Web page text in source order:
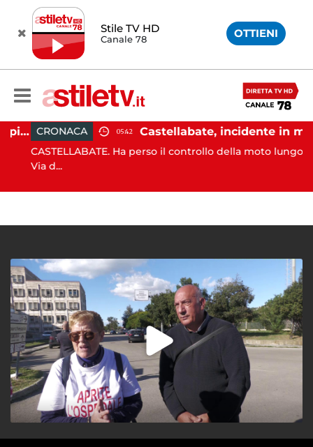
Stile TV HD
Canale 78 OTTIENI
Ischia, pusher sorpreso in spiaggia da carabinieri in Vespa CRONACA 05:42 Castellabate, incidente in moto: 27enne in ospedale
CASTELLABATE. Ha perso il controllo della moto lungo la
Via d...